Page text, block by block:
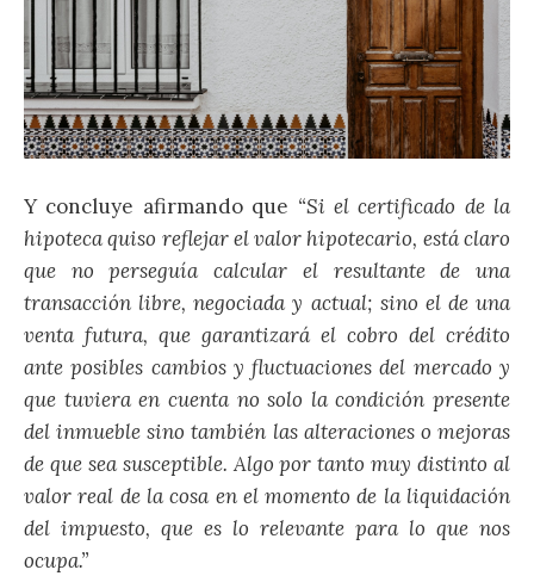
Y concluye afirmando que “Si el certificado de la
hipoteca quiso reflejar el valor hipotecario, está claro
que no perseguía calcular el resultante de una
transacción libre, negociada y actual; sino el de una
venta futura, que garantizará el cobro del crédito
ante posibles cambios y fluctuaciones del mercado y
que tuviera en cuenta no solo la condición presente
del inmueble sino también las alteraciones o mejoras
de que sea susceptible. Algo por tanto muy distinto al
valor real de la cosa en el momento de la liquidación
del impuesto, que es lo relevante para lo que nos
ocupa.”